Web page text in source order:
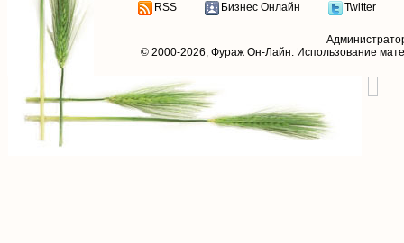
RSS Бизнес Онлайн Twitter
© 2000-2026, Фураж Он-Лайн. Использование